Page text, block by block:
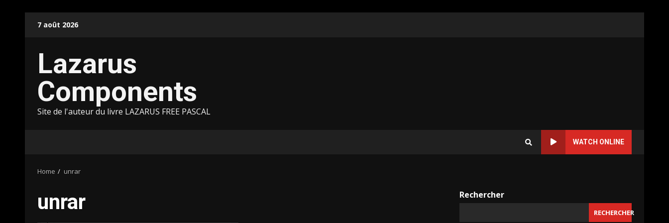
7 août 2026
Lazarus
Components
Site de l'auteur du livre LAZARUS FREE PASCAL
WATCH ONLINE
Home unrar
unrar Rechercher
RECHERCHER